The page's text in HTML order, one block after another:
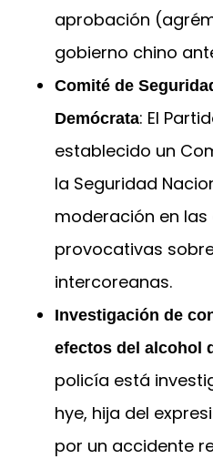
aprobación
gobierno chino
Comité de
Demócrata: El
establecido un
la Seguridad
moderación en
provocativas
intercoreanas.
Investigación de
efectos del alcohol
policía está
hye, hija del
por un accidente